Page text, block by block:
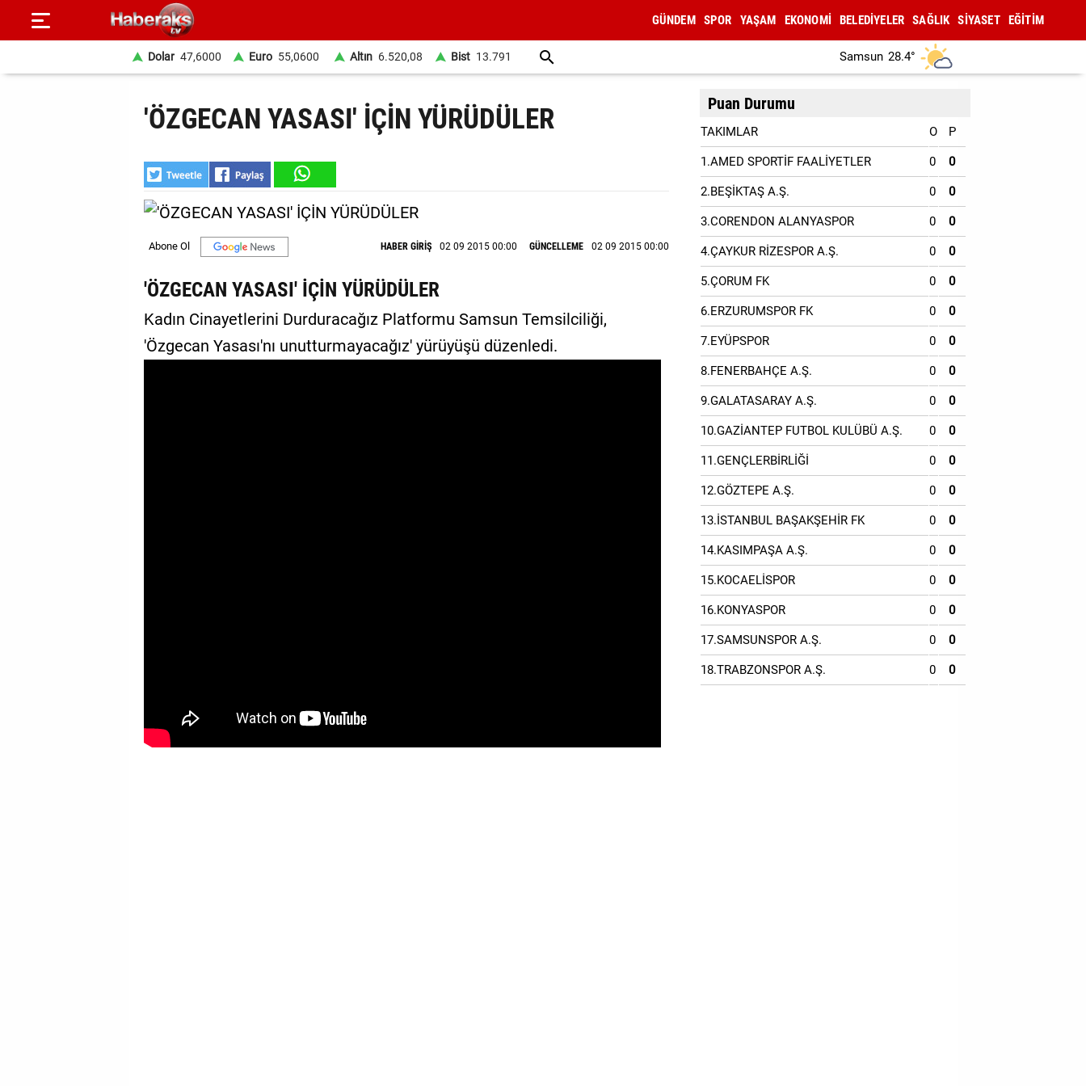
GÜNDEM SPOR YAŞAM EKONOMİ BELEDİYELER SAĞLIK SİYASET EĞİTİM
Dolar 47,6000 Euro 55,0600 Altın 6.520,08 Bist 13.791 Samsun 28.4°
'ÖZGECAN YASASI' İÇİN YÜRÜDÜLER
HABER GİRİŞ 02 09 2015 00:00 GÜNCELLEME 02 09 2015 00:00
'ÖZGECAN YASASI' İÇİN YÜRÜDÜLER
Kadın Cinayetlerini Durduracağız Platformu Samsun Temsilciliği,
'Özgecan Yasası'nı unutturmayacağız' yürüyüşü düzenledi.
Puan Durumu
TAKIMLAR O P
1.AMED SPORTİF FAALİYETLER 0 0
2.BEŞİKTAŞ A.Ş. 0 0
3.CORENDON ALANYASPOR 0 0
4.ÇAYKUR RİZESPOR A.Ş. 0 0
5.ÇORUM FK 0 0
6.ERZURUMSPOR FK 0 0
7.EYÜPSPOR 0 0
8.FENERBAHÇE A.Ş. 0 0
9.GALATASARAY A.Ş. 0 0
10.GAZİANTEP FUTBOL KULÜBÜ A.Ş. 0 0
11.GENÇLERBİRLİĞİ 0 0
12.GÖZTEPE A.Ş. 0 0
13.İSTANBUL BAŞAKŞEHİR FK 0 0
14.KASIMPAŞA A.Ş. 0 0
15.KOCAELİSPOR 0 0
16.KONYASPOR 0 0
17.SAMSUNSPOR A.Ş. 0 0
18.TRABZONSPOR A.Ş. 0 0